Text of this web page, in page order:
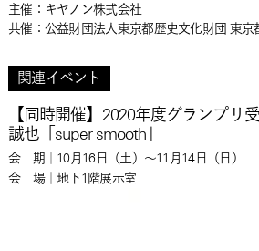
主催：キヤノン株式会社
共催：公益財団法人東京都歴史文化財団 東京
関連イベント
【同時開催】2020年度グランプ
誠也「super smooth」
会 期｜10月16日（土）～11月14日（日）
会 場｜地下1階展示室